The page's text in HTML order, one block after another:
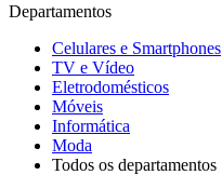
Departamentos
Celulares e Smartphones
TV e Vídeo
Eletrodomésticos
Móveis
Informática
Moda
Todos os departamentos